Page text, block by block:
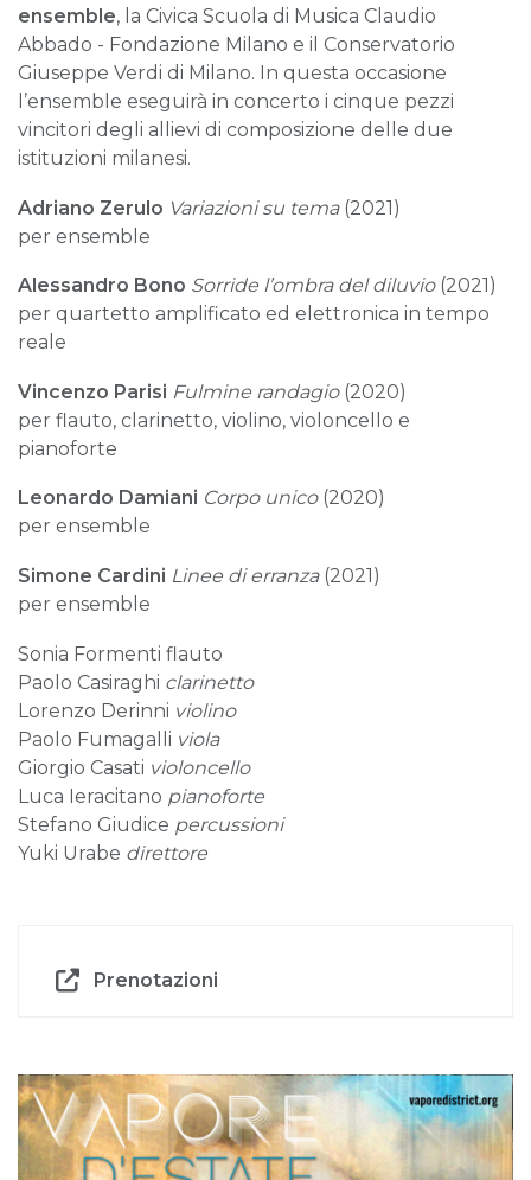
ensemble, la Civica Scuola di Musica Claudio
Abbado - Fondazione Milano e il Conservatorio
Giuseppe Verdi di Milano. In questa occasione
l’ensemble eseguirà in concerto i cinque pezzi
vincitori degli allievi di composizione delle due
istituzioni milanesi.
Adriano Zerulo Variazioni su tema(2021)
per ensemble
Alessandro Bono Sorride l’ombra del diluvio(2021)
per quartetto amplificato ed elettronica in tempo
reale
Vincenzo Parisi Fulmine randagio (2020)
per flauto, clarinetto, violino, violoncello e
pianoforte
Leonardo Damiani Corpo unico(2020)
per ensemble
Simone Cardini Linee di erranza(2021)
per ensemble
Sonia Formenti flauto
Paolo Casiraghi clarinetto
Lorenzo Derinni violino
Paolo Fumagalli viola
Giorgio Casati violoncello
Luca Ieracitano pianoforte
Stefano Giudice percussioni
Yuki Urabe direttore
Prenotazioni